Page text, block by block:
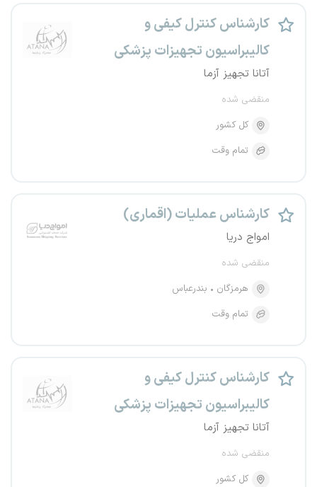
کارشناس کنترل کیفی و
کالیبراسیون تجهیزات پزشکی
آتانا تجهیز آزما
منقضی شده
کل کشور
تمام وقت
کارشناس عملیات (اقماری)
امواج دریا
منقضی شده
هرمزگان
بندرعباس
تمام وقت
کارشناس کنترل کیفی و
کالیبراسیون تجهیزات پزشکی
آتانا تجهیز آزما
منقضی شده
کل کشور